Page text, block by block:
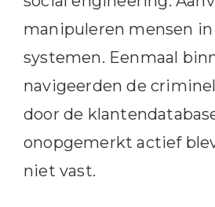
manipuleren mensen in
systemen. Eenmaal
navigeerden de
door de
onopgemerkt actief
niet vast.